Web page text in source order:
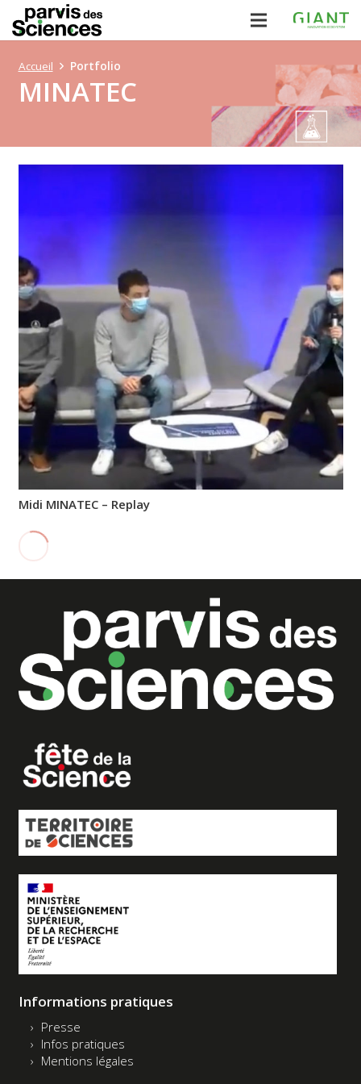
MINATEC
Accueil Portfolio
Midi MINATEC – Replay
Informations pratiques
Presse
Infos pratiques
Mentions légales